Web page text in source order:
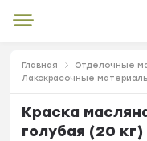
Главная
Отделочные
Лакокрасочные
Краска
голубая (20 кг)